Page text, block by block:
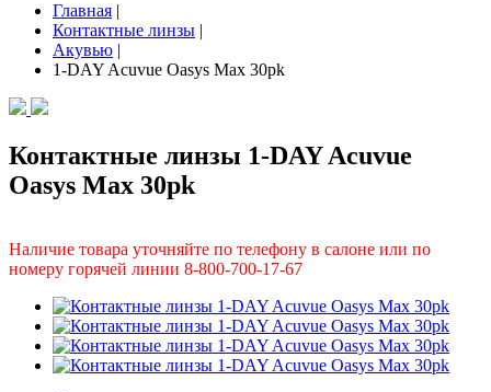
Главная |
Контактные линзы |
Акувью |
1-DAY Acuvue Oasys Max 30pk
Контактные линзы 1-DAY Acuvue
Oasys Max 30pk
Наличие товара уточняйте по телефону в салоне или по
номеру горячей линии 8-800-700-17-67